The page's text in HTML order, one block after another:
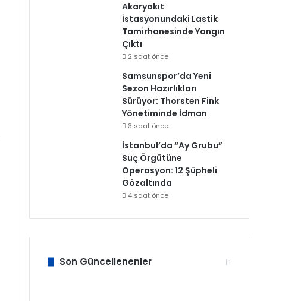
Akaryakıt
İstasyonundaki Lastik
Tamirhanesinde Yangın
Çıktı
2 saat önce
Samsunspor’da Yeni
Sezon Hazırlıkları
Sürüyor: Thorsten Fink
Yönetiminde İdman
3 saat önce
İstanbul’da “Ay Grubu”
Suç Örgütüne
Operasyon: 12 Şüpheli
Gözaltında
4 saat önce
Son Güncellenenler